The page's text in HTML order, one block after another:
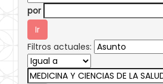
por
Filtros actuales: